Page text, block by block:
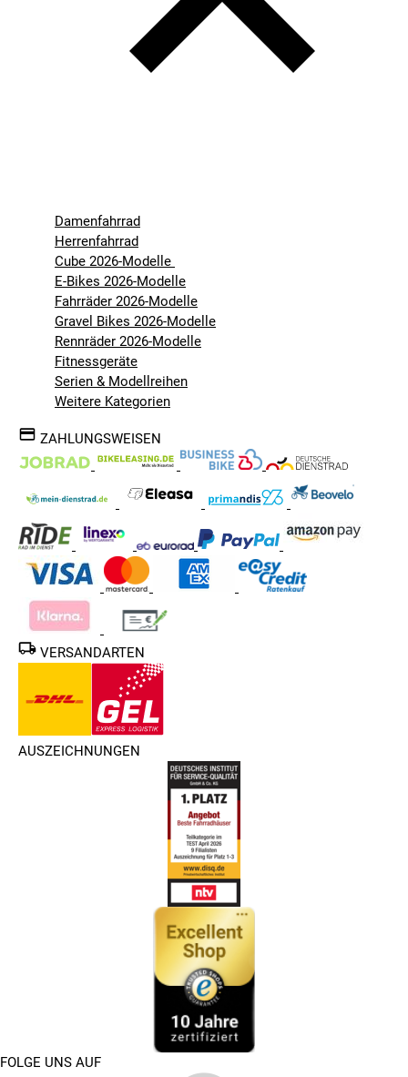
Damenfahrrad
Herrenfahrrad
Cube 2026-Modelle
E-Bikes 2026-Modelle
Fahrräder 2026-Modelle
Gravel Bikes 2026-Modelle
Rennräder 2026-Modelle
Fitnessgeräte
Serien & Modellreihen
Weitere Kategorien
ZAHLUNGSWEISEN
VERSANDARTEN
AUSZEICHNUNGEN
FOLGE UNS AUF